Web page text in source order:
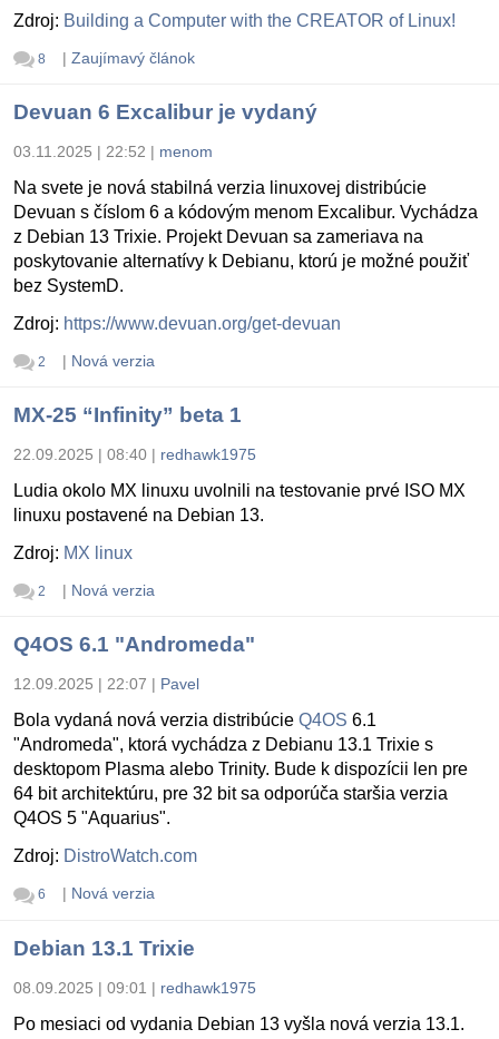
Zdroj: Building a Computer with the CREATOR of Linux!
8 | Zaujímavý článok
Devuan 6 Excalibur je vydaný
03.11.2025 | 22:52 | menom
Na svete je nová stabilná verzia linuxovej distribúcie
Devuan s číslom 6 a kódovým menom Excalibur. Vychádza
z Debian 13 Trixie. Projekt Devuan sa zameriava na
poskytovanie alternatívy k Debianu, ktorú je možné použiť
bez SystemD.
Zdroj: https://www.devuan.org/get-devuan
2 | Nová verzia
MX-25 “Infinity” beta 1
22.09.2025 | 08:40 | redhawk1975
Ludia okolo MX linuxu uvolnili na testovanie prvé ISO MX
linuxu postavené na Debian 13.
Zdroj: MX linux
2 | Nová verzia
Q4OS 6.1 "Andromeda"
12.09.2025 | 22:07 | Pavel
Bola vydaná nová verzia distribúcie Q4OS 6.1
"Andromeda", ktorá vychádza z Debianu 13.1 Trixie s
desktopom Plasma alebo Trinity. Bude k dispozícii len pre
64 bit architektúru, pre 32 bit sa odporúča staršia verzia
Q4OS 5 "Aquarius".
Zdroj: DistroWatch.com
6 | Nová verzia
Debian 13.1 Trixie
08.09.2025 | 09:01 | redhawk1975
Po mesiaci od vydania Debian 13 vyšla nová verzia 13.1.